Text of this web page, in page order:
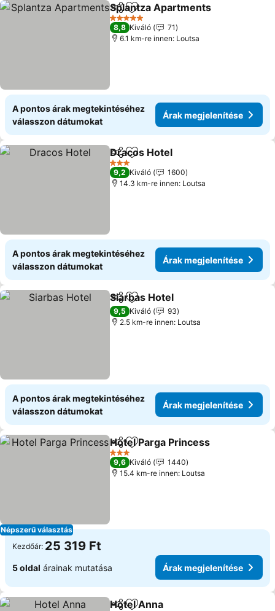
Megosztás
Hozzáadás a kedvencekhez
Splantza Apartments
5 Kategória
8,8 Kiváló
71
6.1 km-re innen: Loutsa
A pontos árak megtekintéséhez
válasszon dátumokat
Árak megjelenítése
Megosztás
Hozzáadás a kedvencekhez
Dracos Hotel
3 Kategória
9,2 Kiváló
1600
14.3 km-re innen: Loutsa
A pontos árak megtekintéséhez
válasszon dátumokat
Árak megjelenítése
Megosztás
Hozzáadás a kedvencekhez
Siarbas Hotel
9,5 Kiváló
93
2.5 km-re innen: Loutsa
A pontos árak megtekintéséhez
válasszon dátumokat
Árak megjelenítése
Népszerű választás
Megosztás
Hozzáadás a kedvencekhez
Hotel Parga Princess
3 Kategória
9,6 Kiváló
1440
15.4 km-re innen: Loutsa
Kezdőár: 25 319 Ft
5 oldal árainak mutatása Árak megjelenítése
Hotel Anna